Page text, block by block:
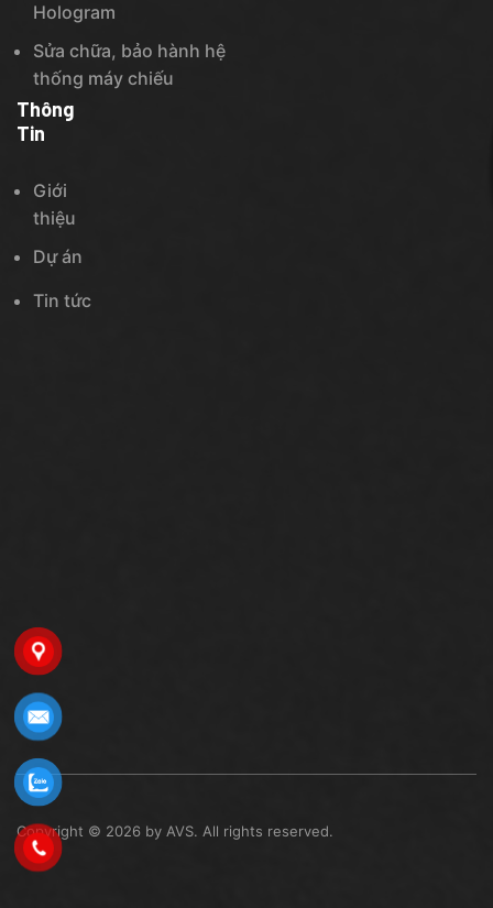
Hologram
Sửa chữa, bảo hành hệ
thống máy chiếu
Thông
Tin
Giới
thiệu
Dự án
Tin tức
Copyright © 2026 by AVS. All rights reserved.